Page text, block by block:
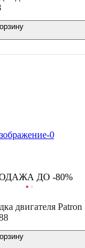
ДО -80%
двигателя Patron